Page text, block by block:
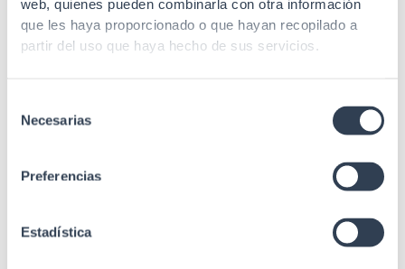
web, quienes pueden combinarla con otra información
que les haya proporcionado o que hayan recopilado a
partir del uso que haya hecho de sus servicios.
Necesarias
Preferencias
Estadística
onda
1310/1550 nm
IEC 60332, IEC 60754,
GR-326, Telcordia GR-